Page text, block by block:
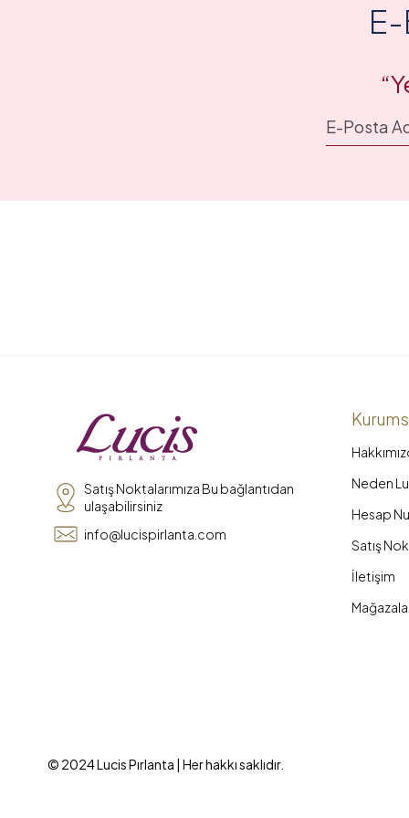
Satış Noktalarımıza Bu bağlantıdan
ulaşabilirsiniz
info@lucispirlanta.com
Neden
Hesap
Satış
İletişim
© 2024 Lucis Pırlanta | Her hakkı saklıdır.